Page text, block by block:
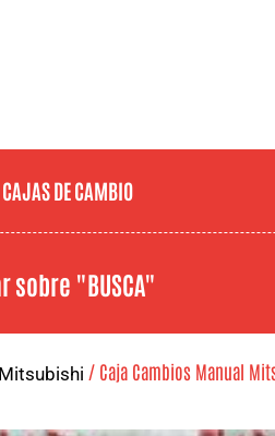
CAJAS DE CAMBIO
sobre "BUSCA"
Mitsubishi / Caja Cambios Manual